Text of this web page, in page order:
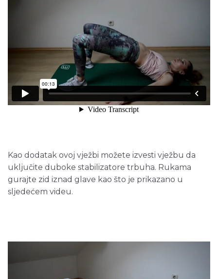
Kao dodatak ovoj vježbi možete izvesti vježbu da
uključite duboke stabilizatore trbuha. Rukama
gurajte zid iznad glave kao što je prikazano u
sljedećem videu.